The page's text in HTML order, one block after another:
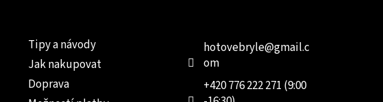
Tipy a návody
Jak nakupovat
Doprava
hotovebryle@gmail.c
om
+420 776 222 271 (9:00